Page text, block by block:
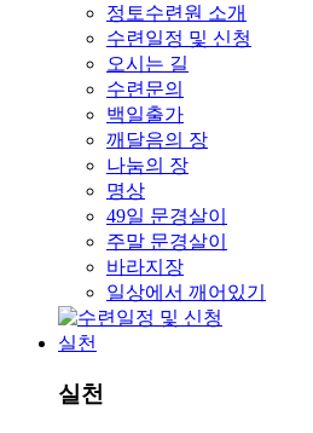
정토수련원 소개
수련일정 및 신청
오시는 길
수련문의
백일출가
깨달음의 장
나눔의 장
명상
49일 문경살이
주말 문경살이
바라지장
일상에서 깨어있기
실천
실천